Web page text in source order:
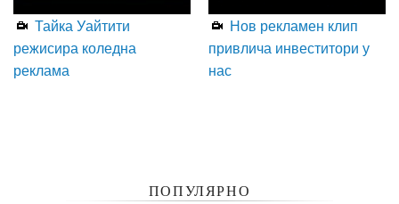
Тайка Уайтити
режисира коледна
реклама
Нов рекламен клип
привлича инвеститори у
нас
ПОПУЛЯРНО